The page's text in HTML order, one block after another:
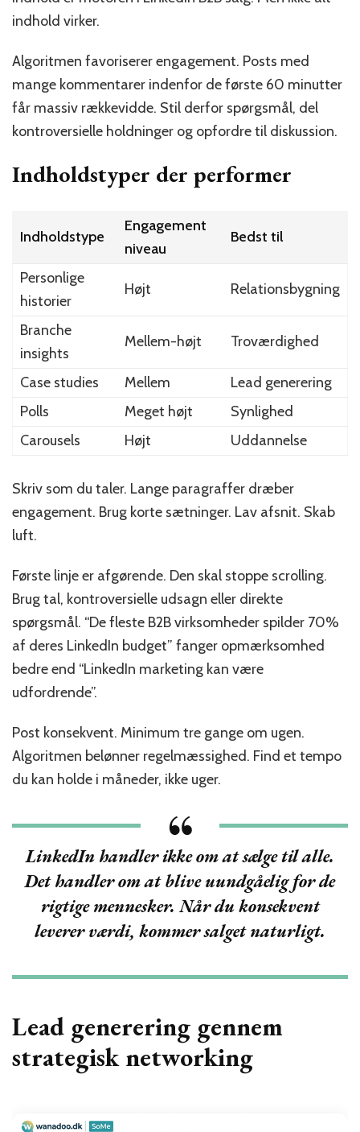
indhold virker.
Algoritmen favoriserer engagement. Posts med
mange kommentarer indenfor de første 60 minutter
får massiv rækkevidde. Stil derfor spørgsmål, del
kontroversielle holdninger og opfordre til diskussion.
Indholdstyper der performer
Indholdstype
Engagement
niveau
Bedst til
Personlige
historier
Højt Relationsbygning
Branche
insights
Mellem-højt Troværdighed
Case studies Mellem
Lead generering
Polls
Meget højt
Synlighed
Carousels
Højt Uddannelse
Skriv som du taler. Lange paragraffer dræber
engagement. Brug korte sætninger. Lav afsnit. Skab
luft.
Første linje er afgørende. Den skal stoppe scrolling.
Brug tal, kontroversielle udsagn eller direkte
spørgsmål. “De fleste B2B virksomheder spilder 70%
af deres LinkedIn budget” fanger opmærksomhed
bedre end “LinkedIn marketing kan være
udfordrende”.
Post konsekvent. Minimum tre gange om ugen.
Algoritmen belønner regelmæssighed. Find et tempo
du kan holde i måneder, ikke uger.
LinkedIn handler ikke om at sælge til alle.
Det handler om at blive uundgåelig for de
rigtige mennesker. Når du konsekvent
leverer værdi, kommer salget naturligt.
Lead generering gennem
strategisk networking